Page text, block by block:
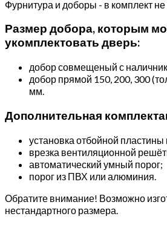
Фурнитура и доборы - в комплект не
Размер добора, которым
укомплектовать дверь:
добор совмещеный с
добор прямой 150, 200, 300
мм.
Дополнительная
установка отбойной
врезка вентиляционной
автоматический умный порог;
порог из ПВХ или алюминия.
Обратите внимание! Возможно
нестандартного размера.